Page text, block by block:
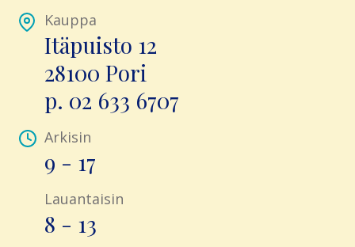
Arkisin
9 - 17
Lauantaisin
8 - 13
Kauppa
Itäpuisto 12
28100 Pori